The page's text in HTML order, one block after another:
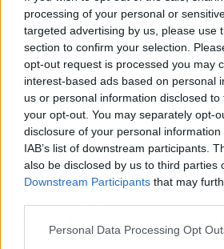
processing of your personal or
targeted advertising by us, please use
section to confirm your selection.
opt-out request is processed you may
interest-based ads based on personal
us or personal information disclosed
your opt-out. You may separately opt-
disclosure of your personal
IAB’s list of downstream participants.
also be disclosed by us to third parties
Downstream Participants that may
Personal Data Processing Opt
1.000 RPM que son
un resultado exitoso.
La caldera de gas
En invierno otro aparato que
electricidad, o energía, es la
Aquí la medida más eficaz es
que entra en el calentador de